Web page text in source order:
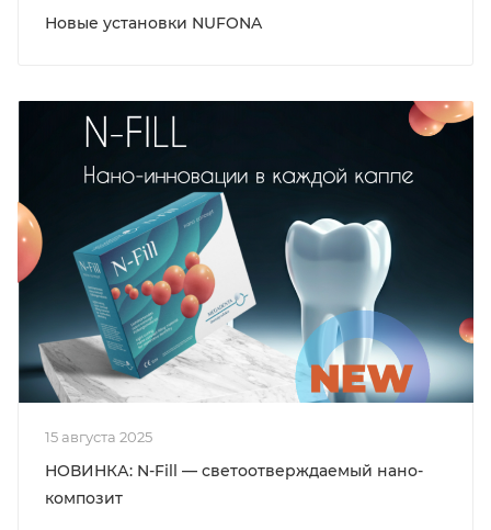
Новые установки NUFONA
15 августа 2025
НОВИНКА: N-Fill — светоотверждаемый нано-
композит